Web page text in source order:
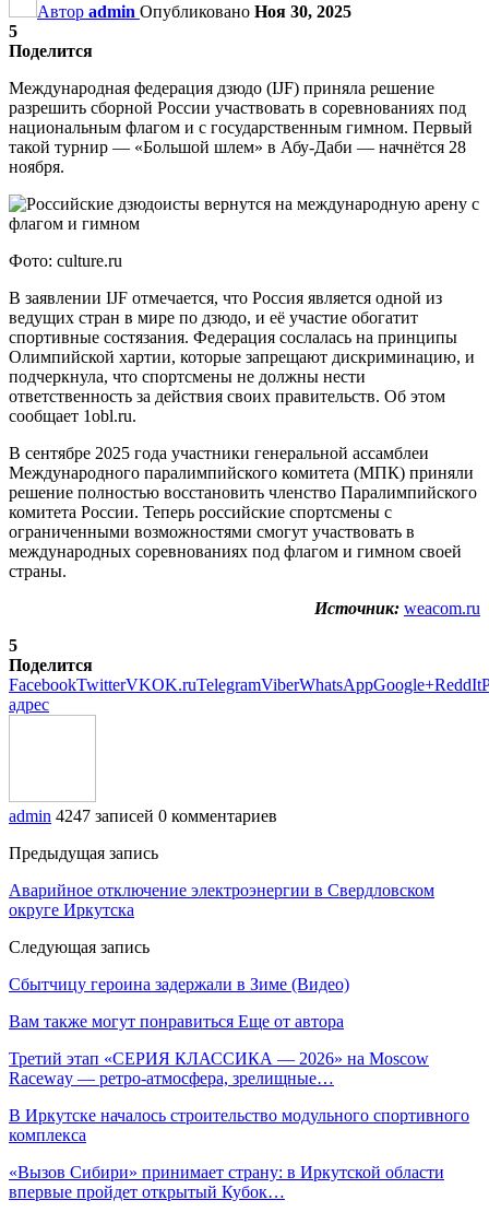
Автор admin Опубликовано Ноя 30, 2025
5
Поделится
Международная федерация дзюдо (IJF) приняла решение
разрешить сборной России участвовать в соревнованиях под
национальным флагом и с государственным гимном. Первый
такой турнир — «Большой шлем» в Абу-Даби — начнётся 28
ноября.
Фото: culture.ru
В заявлении IJF отмечается, что Россия является одной из
ведущих стран в мире по дзюдо, и её участие обогатит
спортивные состязания. Федерация сослалась на принципы
Олимпийской хартии, которые запрещают дискриминацию, и
подчеркнула, что спортсмены не должны нести
ответственность за действия своих правительств. Об этом
сообщает 1obl.ru.
В сентябре 2025 года участники генеральной ассамблеи
Международного паралимпийского комитета (МПК) приняли
решение полностью восстановить членство Паралимпийского
комитета России. Теперь российские спортсмены с
ограниченными возможностями смогут участвовать в
международных соревнованиях под флагом и гимном своей
страны.
Источник: weacom.ru
5
Поделится
FacebookTwitterVKOK.ruTelegramViberWhatsAppGoogle+ReddIt
адрес
admin 4247 записей 0 комментариев
Предыдущая запись
Аварийное отключение электроэнергии в Свердловском
округе Иркутска
Следующая запись
Сбытчицу героина задержали в Зиме (Видео)
Вам также могут понравиться Еще от автора
Третий этап «СЕРИЯ КЛАССИКА — 2026» на Moscow
Raceway — ретро‑атмосфера, зрелищные…
В Иркутске началось строительство модульного спортивного
комплекса
«Вызов Сибири» принимает страну: в Иркутской области
впервые пройдет открытый Кубок…